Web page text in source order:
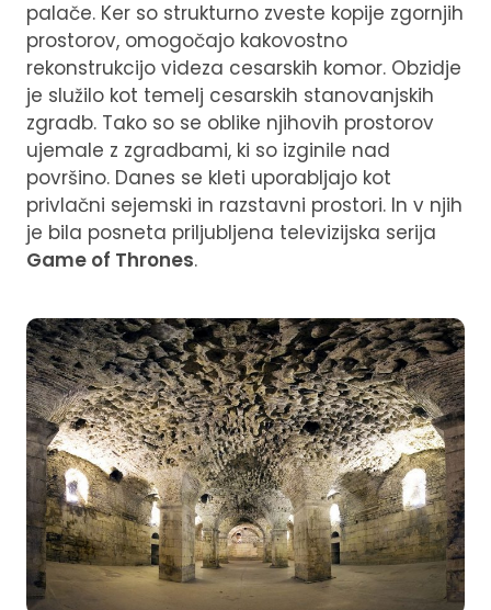
palače. Ker so strukturno zveste kopije zgornjih
prostorov, omogočajo kakovostno
rekonstrukcijo videza cesarskih komor. Obzidje
je služilo kot temelj cesarskih stanovanjskih
zgradb. Tako so se oblike njihovih prostorov
ujemale z zgradbami, ki so izginile nad
površino. Danes se kleti uporabljajo kot
privlačni sejemski in razstavni prostori. In v njih
je bila posneta priljubljena televizijska serija
Game of Thrones.